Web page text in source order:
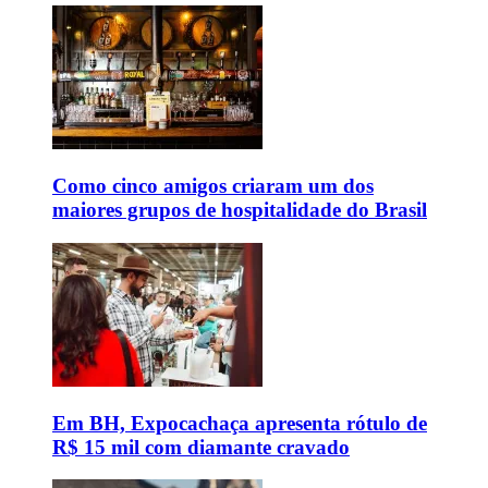
Como cinco amigos criaram um dos
maiores grupos de hospitalidade do Brasil
Em BH, Expocachaça apresenta rótulo de
R$ 15 mil com diamante cravado